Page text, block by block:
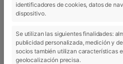
09 Mar 2023
identificadores de cookies, datos de
dispositivo.
Se utilizan las siguientes finalidades:
publicidad personalizada, medición y
socios también utilizan características
geolocalización precisa.